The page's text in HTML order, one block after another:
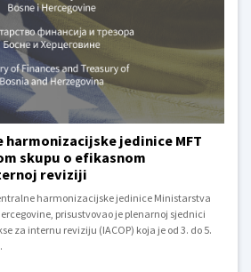
jedinice MFT
skupu o efikasnom
reviziji
harmonizacijske jedinice Ministarstva
prisustvovao je plenarnoj sjednici
za internu reviziju (IACOP) koja je od 3. do 5.